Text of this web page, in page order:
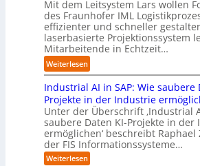
u
m
a
t
i
s
i
e
r
u
n
g
s
l
ö
d
e
r
I
n
d
u
s
t
r
i
e
a
u
n
d
u
s
t
r
a
l
u
s
i
n
a
t
i
o
n
.
O
r
g
w
ä
c
h
d
i
e
z
e
g
t
M
i
s
s
t
r
Mit dem Leitsystem Lars wollen
des Fraunhofer IML
effizienter und schneller
laserbasierte Projektionssystem
Mitarbeitende in Echtzeit…
Weiterlesen:
L
a
r
s
h
i
l
f
Industrial AI in SAP: Wie saubere
Projekte in der Industrie
Unter der Überschrift ‚Industrial
saubere Daten KI-Projekte in der
ermöglichen‘ beschreibt Raphael
der FIS Informationssysteme…
Weiterlesen: